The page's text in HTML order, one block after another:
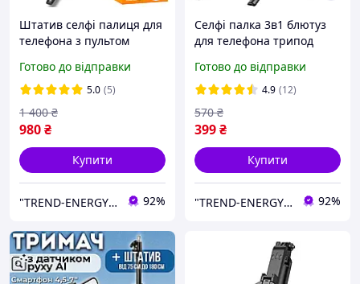
Штатив селфі палиця для
телефона з пультом
доступом блютуз трипод
монопод до 175 см Hoco
Готово до відправки
5.0 (5)
980₴
1 400 ₴
Купити
"TREND-ENERGY" Інтернет-магазин аксесуарів до смартфонів та комп'ютерів 92%
Селфі палка 3в1 блютуз
для телефона трипод
пультом дзеркалом
Bluetooth для прямих
трансляцій
Готово до відправки
4.9 (12)
399₴
570 ₴
Купити
"TREND-ENERGY" Інтернет-магазин аксесуарів до смартфонів та комп'ютерів 92%